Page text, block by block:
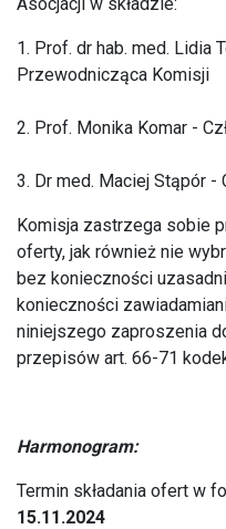
1. Prof. dr hab. med. Lidia
Przewodnicząca Komisji
2. Prof. Monika Komar -
3. Dr med. Maciej Stąpór -
Komisja zastrzega sobie
oferty, jak również nie
bez konieczności
konieczności
niniejszego zaproszenia
przepisów art. 66-71
Harmonogram:
Termin składania ofert w
15.11.2024